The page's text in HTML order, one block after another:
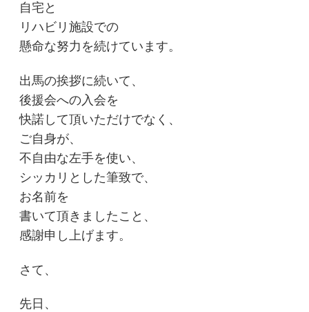
自宅と
リハビリ施設での
懸命な努力を続けています。
出馬の挨拶に続いて、
後援会への入会を
快諾して頂いただけでなく、
ご自身が、
不自由な左手を使い、
シッカリとした筆致で、
お名前を
書いて頂きましたこと、
感謝申し上げます。
さて、
先日、